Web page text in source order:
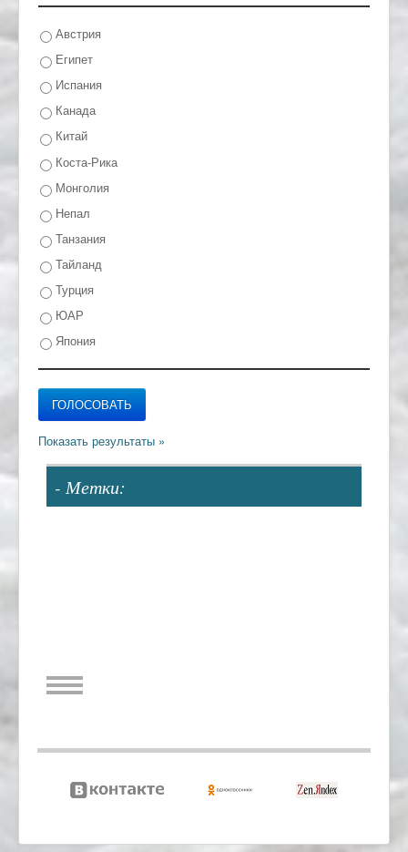
Австрия
Египет
Испания
Канада
Китай
Коста-Рика
Монголия
Непал
Танзания
Тайланд
Турция
ЮАР
Япония
- Метки: